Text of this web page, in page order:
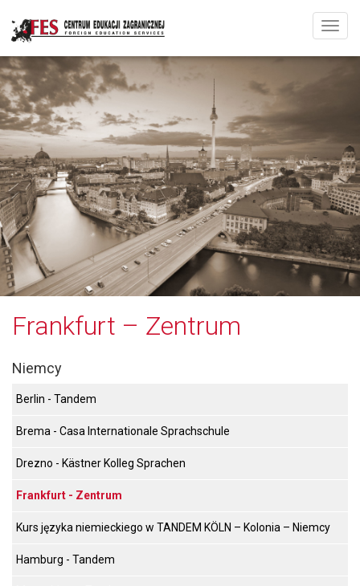
Frankfurt – Zentrum
Niemcy
Berlin - Tandem
Brema - Casa Internationale Sprachschule
Drezno - Kästner Kolleg Sprachen
Frankfurt - Zentrum
Kurs języka niemieckiego w TANDEM KÖLN – Kolonia – Niemcy
Hamburg - Tandem